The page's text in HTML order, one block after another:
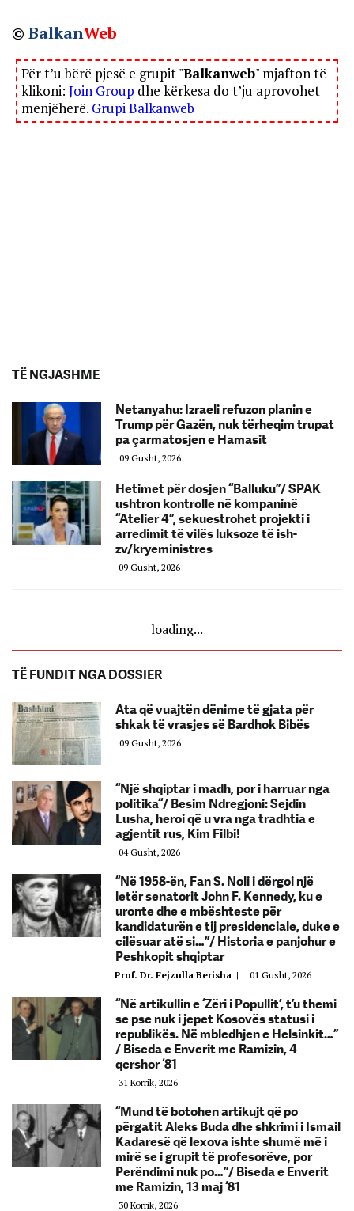
© BalkanWeb
Për t’u bërë pjesë e grupit "Balkanweb" mjafton të
klikoni: Join Group dhe kërkesa do t’ju aprovohet
menjëherë. Grupi Balkanweb
TË NGJASHME
Netanyahu: Izraeli refuzon planin e
Trump për Gazën, nuk tërheqim trupat
pa çarmatosjen e Hamasit
09 Gusht, 2026
Hetimet për dosjen “Balluku”/ SPAK
ushtron kontrolle në kompaninë
“Atelier 4”, sekuestrohet projekti i
arredimit të vilës luksoze të ish-
zv/kryeministres
09 Gusht, 2026
loading...
TË FUNDIT NGA DOSSIER
Ata që vuajtën dënime të gjata për
shkak të vrasjes së Bardhok Bibës
09 Gusht, 2026
“Një shqiptar i madh, por i harruar nga
politika“/ Besim Ndregjoni: Sejdin
Lusha, heroi që u vra nga tradhtia e
agjentit rus, Kim Filbi!
04 Gusht, 2026
“Në 1958-ën, Fan S. Noli i dërgoi një
letër senatorit John F. Kennedy, ku e
uronte dhe e mbështeste për
kandidaturën e tij presidenciale, duke e
cilësuar atë si…”/ Historia e panjohur e
Peshkopit shqiptar
Prof. Dr. Fejzulla Berisha | 01 Gusht, 2026
“Në artikullin e ‘Zëri i Popullit’, t’u themi
se pse nuk i jepet Kosovës statusi i
republikës. Në mbledhjen e Helsinkit…”
/ Biseda e Enverit me Ramizin, 4
qershor ‘81
31 Korrik, 2026
“Mund të botohen artikujt që po
përgatit Aleks Buda dhe shkrimi i Ismail
Kadaresë që lexova ishte shumë më i
mirë se i grupit të profesorëve, por
Perëndimi nuk po…”/ Biseda e Enverit
me Ramizin, 13 maj ‘81
30 Korrik, 2026